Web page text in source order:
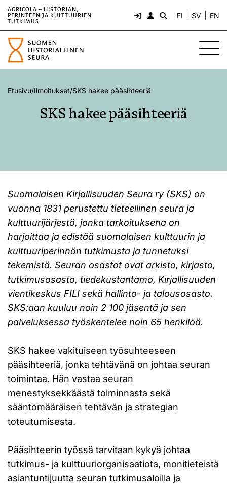
AGRICOLA – HISTORIAN,
PERINTEEN JA KULTTUURIEN
TUTKIMUS
FI SV EN
Etusivu/Ilmoitukset/SKS hakee pääsihteeriä
SKS hakee pääsihteeriä
Suomalaisen Kirjallisuuden Seura ry (SKS) on
vuonna 1831 perustettu tieteellinen seura ja
kulttuurijärjestö, jonka tarkoituksena on
harjoittaa ja edistää suomalaisen kulttuurin ja
kulttuuriperinnön tutkimusta ja tunnetuksi
tekemistä. Seuran osastot ovat arkisto, kirjasto,
tutkimusosasto, tiedekustantamo, Kirjallisuuden
vientikeskus FILI sekä hallinto- ja talousosasto.
SKS:aan kuuluu noin 2 100 jäsentä ja sen
palveluksessa työskentelee noin 65 henkilöä.
SKS hakee vakituiseen työsuhteeseen
pääsihteeriä, jonka tehtävänä on johtaa seuran
toimintaa. Hän vastaa seuran
menestyksekkäästä toiminnasta sekä
sääntömääräisen tehtävän ja strategian
toteutumisesta.
Pääsihteerin työssä tarvitaan kykyä johtaa
tutkimus- ja kulttuuriorganisaatiota, monitieteistä
asiantuntijuutta seuran tutkimusaloilla ja